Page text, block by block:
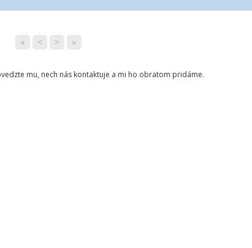
« < > »
mu, nech nás kontaktuje a mi ho obratom pridáme.